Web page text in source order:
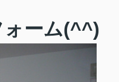
ーム(^^)